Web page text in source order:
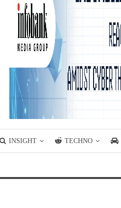
INSIGHT TECHNO